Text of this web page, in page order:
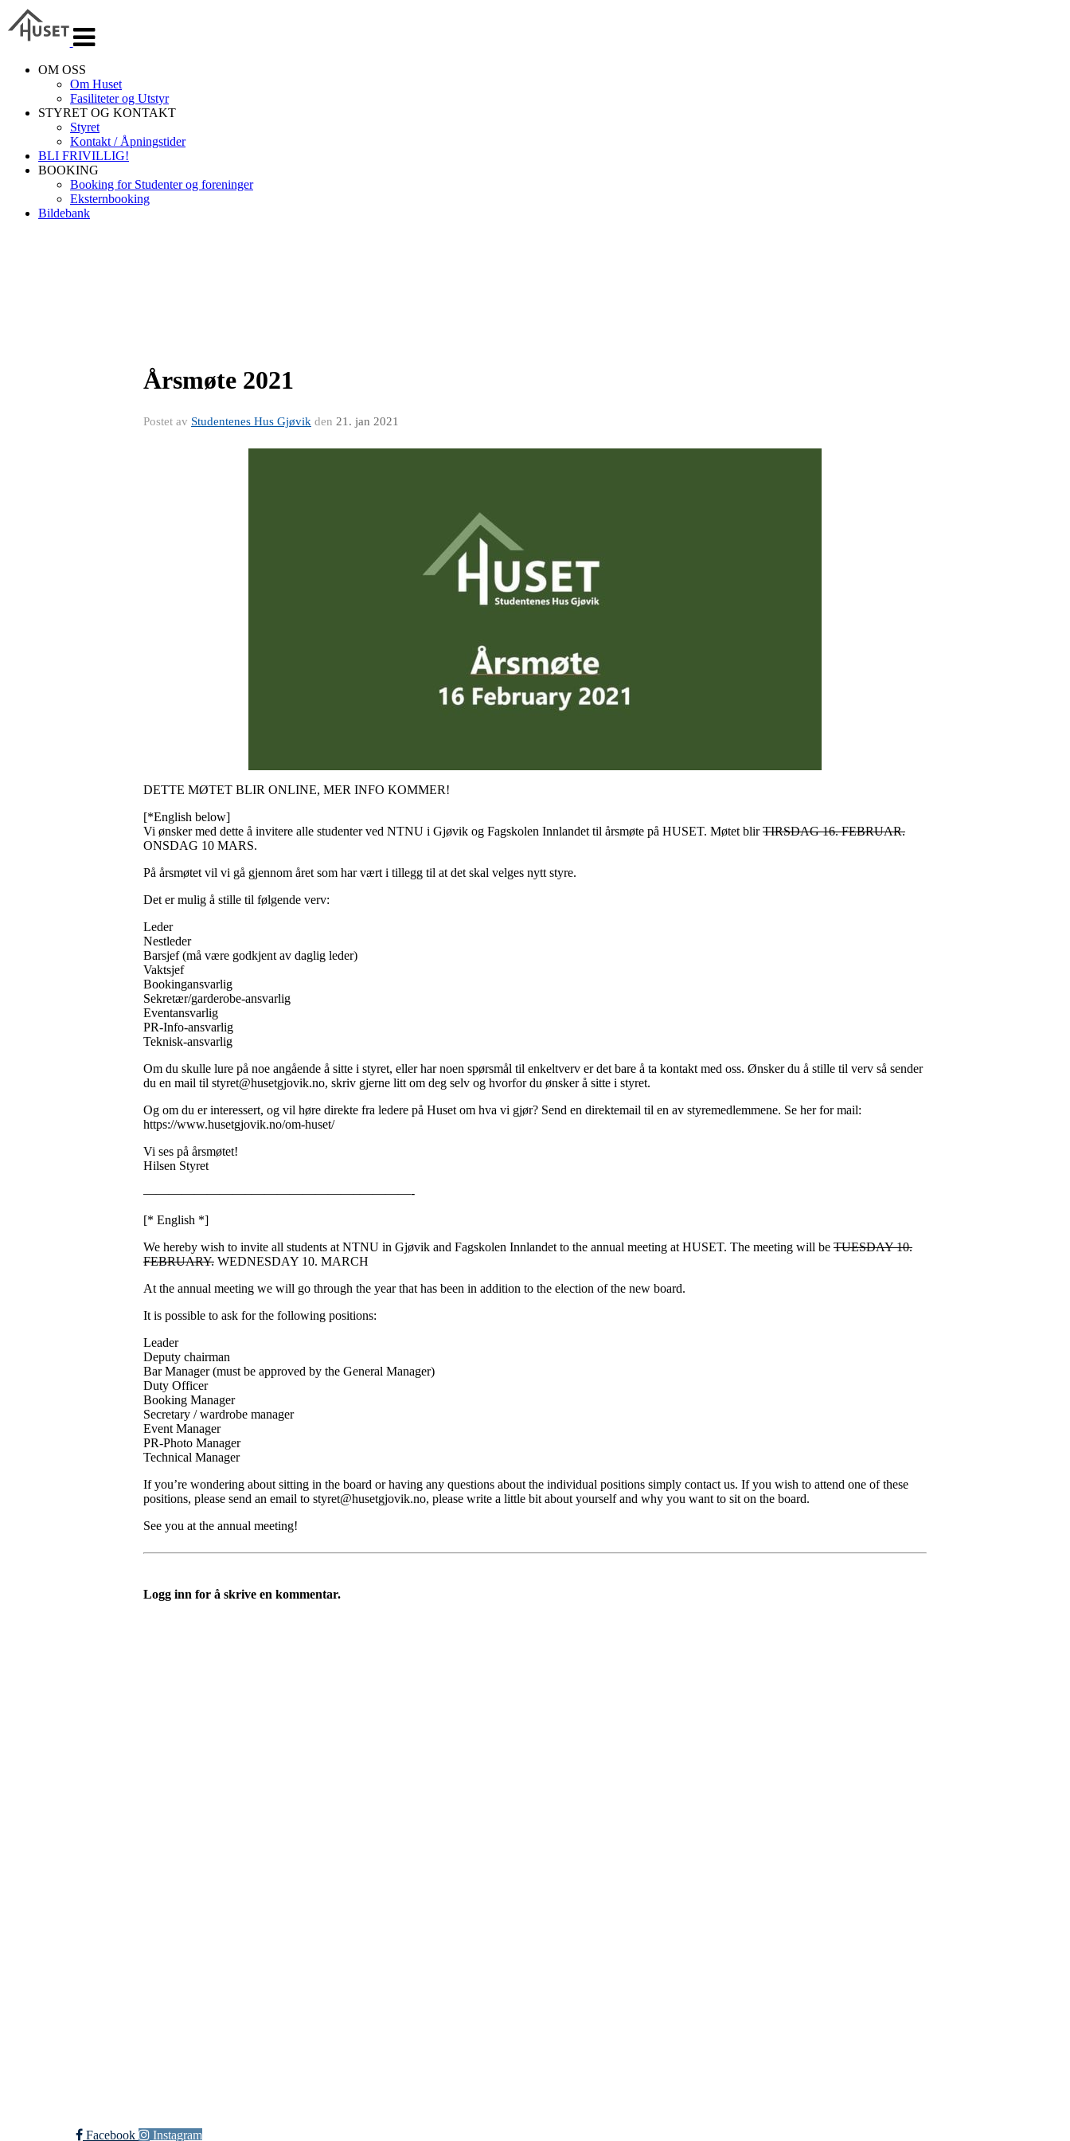
navigasjon
OM OSS
Om Huset
Fasiliteter og Utstyr
STYRET OG KONTAKT
Styret
Kontakt / Åpningstider
BLI FRIVILLIG!
BOOKING
Booking for Studenter og foreninger
Eksternbooking
Bildebank
Årsmøte 2021
Postet av Studentenes Hus Gjøvik den 21. jan 2021
DETTE MØTET BLIR ONLINE, MER INFO KOMMER!
[*English below]
Vi ønsker med dette å invitere alle studenter ved NTNU i Gjøvik og Fagskolen Innlandet til årsmøte på HUSET. Møtet blirTIRSDAG 16. FEBRUAR.
ONSDAG 10 MARS.
På årsmøtet vil vi gå gjennom året som har vært i tillegg til at det skal velges nytt styre.
Det er mulig å stille til følgende verv:
Leder
Nestleder
Barsjef (må være godkjent av daglig leder)
Vaktsjef
Bookingansvarlig
Sekretær/garderobe-ansvarlig
Eventansvarlig
PR-Info-ansvarlig
Teknisk-ansvarlig
Om du skulle lure på noe angående å sitte i styret, eller har noen spørsmål til enkeltverv er det bare å ta kontakt med oss. Ønsker du å stille til verv så sender
du en mail til styret@husetgjovik.no, skriv gjerne litt om deg selv og hvorfor du ønsker å sitte i styret.
Og om du er interessert, og vil høre direkte fra ledere på Huset om hva vi gjør? Send en direktemail til en av styremedlemmene. Se her for mail:
https://www.husetgjovik.no/om-huset/
Vi ses på årsmøtet!
Hilsen Styret
————————–————————–————-
[* English *]
We hereby wish to invite all students at NTNU in Gjøvik and Fagskolen Innlandet to the annual meeting at HUSET. The meeting will be TUESDAY 10.
FEBRUARY. WEDNESDAY 10. MARCH
At the annual meeting we will go through the year that has been in addition to the election of the new board.
It is possible to ask for the following positions:
Leader
Deputy chairman
Bar Manager (must be approved by the General Manager)
Duty Officer
Booking Manager
Secretary / wardrobe manager
Event Manager
PR-Photo Manager
Technical Manager
If you’re wondering about sitting in the board or having any questions about the individual positions simply contact us. If you wish to attend one of these
positions, please send an email to styret@husetgjovik.no, please write a little bit about yourself and why you want to sit on the board.
See you at the annual meeting!
Logg inn for å skrive en kommentar.
Facebook Instagram